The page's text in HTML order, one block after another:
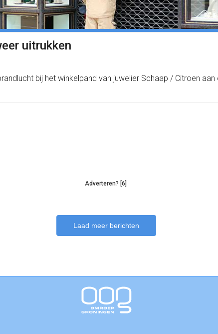
uitrukken
bij het winkelpand van juwelier Schaap / Citroen
Adverteren? [6]
Laad meer berichten